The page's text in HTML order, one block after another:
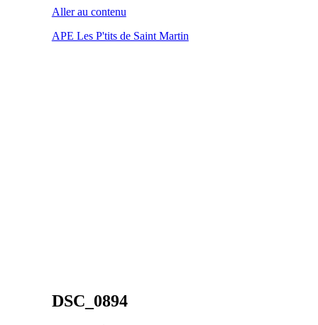
Aller au contenu
APE Les P'tits de Saint Martin
DSC_0894